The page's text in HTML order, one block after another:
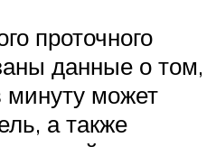
проточного
данные о том,
минуту может
а также